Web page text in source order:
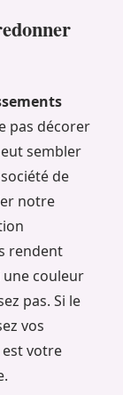
pas décorer
sembler
de
notre
rendent
une couleur
pas. Si le
vos
votre